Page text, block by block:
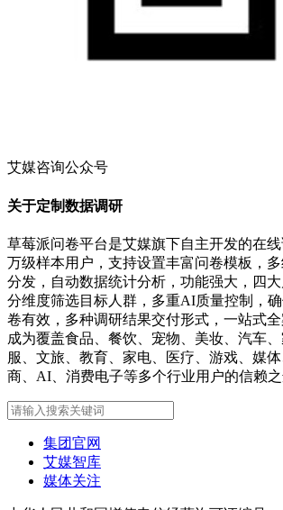
艾媒咨询公众号
关于定制数据调研
草莓派问卷平台是艾媒旗下自主开发的在
万级样本用户，支持设置丰富问卷模板，
分发，自动数据统计分析，功能强大，四
分维度筛选目标人群，多重AI质量控制，
卷有效，多种调研结果交付形式，一站式全
成为覆盖食品、餐饮、宠物、美妆、汽车
服、文旅、教育、家电、医疗、游戏、媒
商、AI、消费电子等多个行业用户的信赖之
集团官网
艾媒智库
媒体关注